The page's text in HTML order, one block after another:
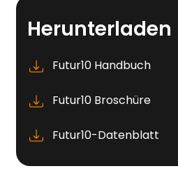
Herunterladen
Futur10 Handbuch
Futur10 Broschüre
Futur10-Datenblatt